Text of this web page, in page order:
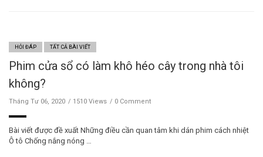
HỎI ĐÁP TẤT CẢ BÀI VIẾT
Phim cửa sổ có làm khô héo cây trong nhà tôi
không?
Tháng Tư 06, 2020 1510 Views 0 Comment
Bài viết được đề xuất Những điều cần quan tâm khi dán phim cách nhiệt
Ô tô Chống nắng nóng …